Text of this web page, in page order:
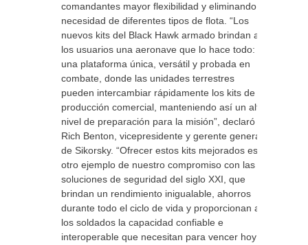
comandantes mayor flexibilidad y eliminando la
necesidad de diferentes tipos de flota. “Los
nuevos kits del Black Hawk armado brindan a
los usuarios una aeronave que lo hace todo:
una plataforma única, versátil y probada en
combate, donde las unidades terrestres
pueden intercambiar rápidamente los kits de
producción comercial, manteniendo así un alto
nivel de preparación para la misión”, declaró
Rich Benton, vicepresidente y gerente general
de Sikorsky. “Ofrecer estos kits mejorados es
otro ejemplo de nuestro compromiso con las
soluciones de seguridad del siglo XXI, que
brindan un rendimiento inigualable, ahorros
durante todo el ciclo de vida y proporcionan a
los soldados la capacidad confiable e
interoperable que necesitan para vencer hoy y